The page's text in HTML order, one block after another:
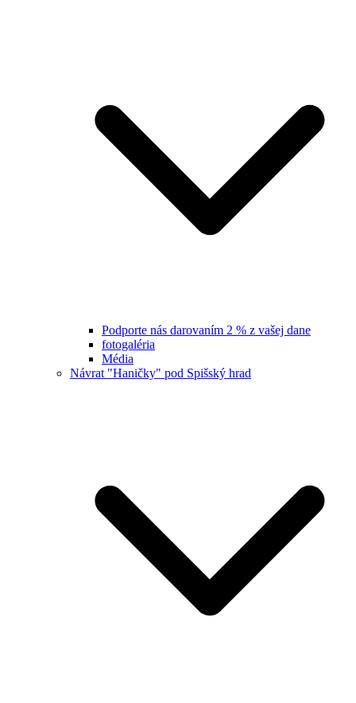
Podporte nás darovaním 2 % z vašej dane
fotogaléria
Média
Návrat "Haničky" pod Spišský hrad